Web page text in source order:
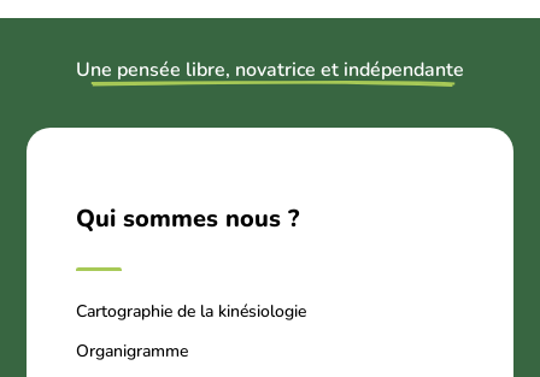
Une pensée libre, novatrice et indépendante
Qui sommes nous ?
Cartographie de la kinésiologie
Organigramme